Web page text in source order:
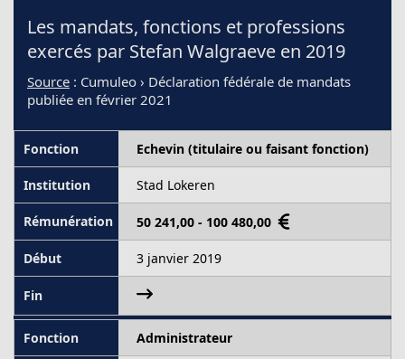
Les mandats, fonctions et professions
exercés par Stefan Walgraeve en 2019
Source : Cumuleo › Déclaration fédérale de mandats
publiée en février 2021
Echevin (titulaire ou faisant fonction)
Stad Lokeren
50 241,00 - 100 480,00
3 janvier 2019
Administrateur